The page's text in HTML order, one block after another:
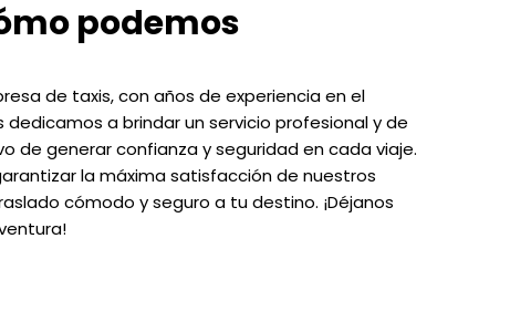
podemos
de taxis, con años de experiencia en el
a brindar un servicio profesional y de
de generar confianza y seguridad en cada viaje.
la máxima satisfacción de nuestros
cómodo y seguro a tu destino. ¡Déjanos